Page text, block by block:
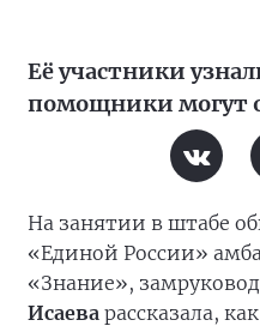
Её участники
помощники могут
На занятии в штабе
«Единой России»
«Знание»,
Исаева рассказала,